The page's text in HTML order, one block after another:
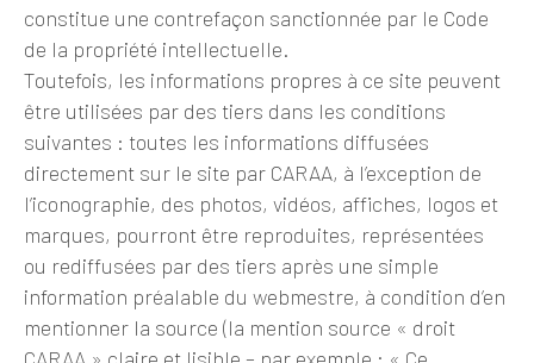
constitue une contrefaçon sanctionnée par le Code
de la propriété intellectuelle.
Toutefois, les informations propres à ce site peuvent
être utilisées par des tiers dans les conditions
suivantes : toutes les informations diffusées
directement sur le site par CARAA, à l’exception de
l’iconographie, des photos, vidéos, affiches, logos et
marques, pourront être reproduites, représentées
ou rediffusées par des tiers après une simple
information préalable du webmestre, à condition d’en
mentionner la source (la mention source « droit